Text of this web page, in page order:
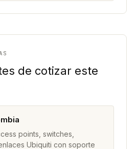
de cotizar este
points, switches,
Ubiquiti con soporte